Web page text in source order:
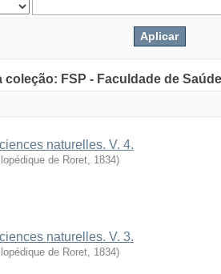
FSP - Faculdade de
naturelles. V. 4.
de Roret, 1834)
naturelles. V. 3.
de Roret, 1834)